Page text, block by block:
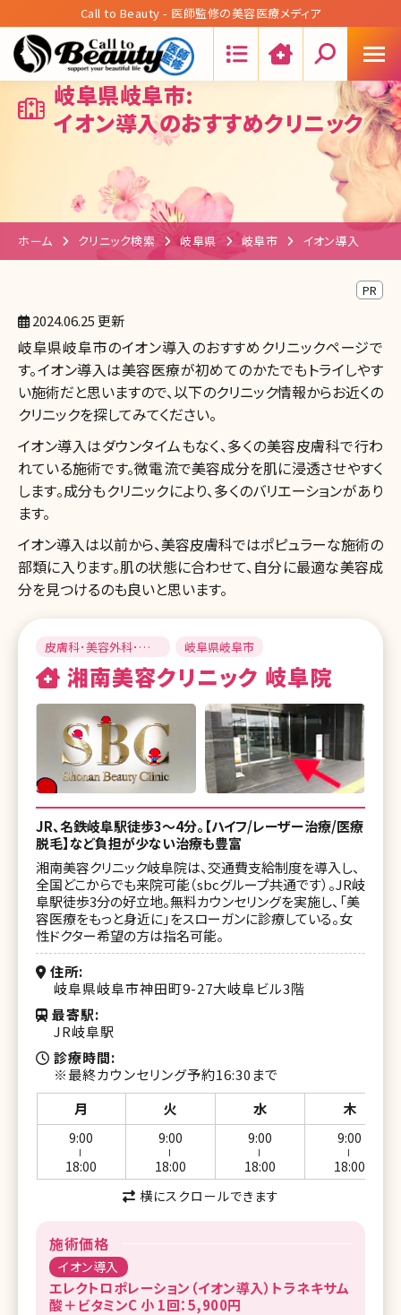
Call to Beauty - 医師監修の美容医療メディア
岐阜県岐阜市:
イオン導入のおすすめクリニック
ホーム クリニック検索 岐阜県 岐阜市 イオン導入
PR
2024.06.25 更新
岐阜県岐阜市のイオン導入のおすすめクリニックページで
す。イオン導入は美容医療が初めてのかたでもトライしやす
い施術だと思いますので、以下のクリニック情報からお近くの
クリニックを探してみてください。
イオン導入はダウンタイムもなく、多くの美容皮膚科で行わ
れている施術です。微電流で美容成分を肌に浸透させやすく
します。成分もクリニックにより、多くのバリエーションがあり
ます。
イオン導入は以前から、美容皮膚科ではポピュラーな施術の
部類に入ります。肌の状態に合わせて、自分に最適な美容成
分を見つけるのも良いと思います。
皮膚科･美容外科･美
容皮膚科
岐阜県岐阜市
湘南美容クリニック 岐阜院
JR、名鉄岐阜駅徒歩3〜4分。【ハイフ/レーザー治療/医療
脱毛】など負担が少ない治療も豊富
湘南美容クリニック岐阜院は、交通費支給制度を導入し、
全国どこからでも来院可能（sbcグループ共通です）。JR岐
阜駅徒歩3分の好立地。無料カウンセリングを実施し、「美
容医療をもっと身近に」をスローガンに診療している。女
性ドクター希望の方は指名可能。
住所
岐阜県岐阜市神田町9-27大岐阜ビル3階
最寄駅
JR岐阜駅
診療時間
※最終カウンセリング予約16:30まで
月
火 水 木
9:00
18:00
9:00
18:00
9:00
18:00
9:00
18:00
横にスクロールできます
施術価格
イオン導入
エレクトロポレーション（イオン導入）トラネキサム
酸＋ビタミンC 小 1回：5,900円